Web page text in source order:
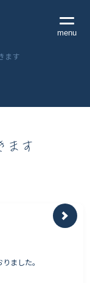
menu
ます
ます
ました。